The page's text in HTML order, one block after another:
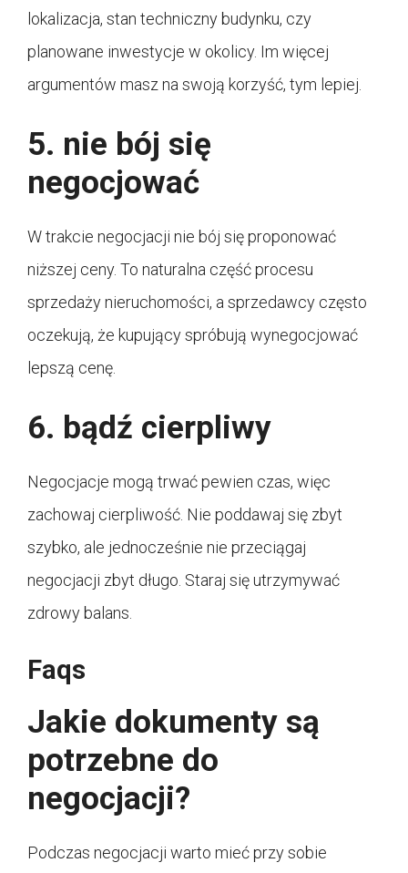
lokalizacja, stan techniczny budynku, czy
planowane inwestycje w okolicy. Im więcej
argumentów masz na swoją korzyść, tym lepiej.
5. nie bój się
negocjować
W trakcie negocjacji nie bój się proponować
niższej ceny. To naturalna część procesu
sprzedaży nieruchomości, a sprzedawcy często
oczekują, że kupujący spróbują wynegocjować
lepszą cenę.
6. bądź cierpliwy
Negocjacje mogą trwać pewien czas, więc
zachowaj cierpliwość. Nie poddawaj się zbyt
szybko, ale jednocześnie nie przeciągaj
negocjacji zbyt długo. Staraj się utrzymywać
zdrowy balans.
Faqs
Jakie dokumenty są
potrzebne do
negocjacji?
Podczas negocjacji warto mieć przy sobie